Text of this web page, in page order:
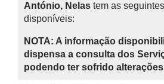
António, Nelas tem as
disponíveis:
NOTA: A informação
dispensa a consulta dos
podendo ter sofrido